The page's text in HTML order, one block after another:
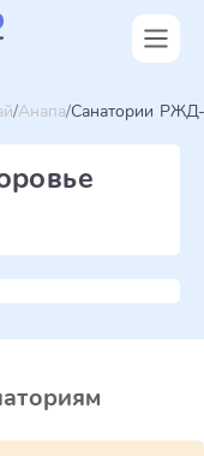
Анапа Санатории